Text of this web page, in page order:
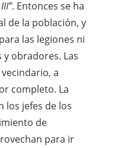
. Entonces se ha
de la población, y
las legiones ni
obradores. Las
a
completo. La
los jefes de los
de
para ir